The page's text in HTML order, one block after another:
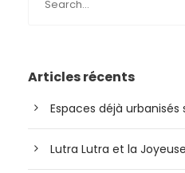
Articles récents
Espaces déjà urbanisés
Lutra Lutra et la Joyeuse